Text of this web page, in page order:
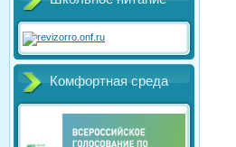
Комфортная среда